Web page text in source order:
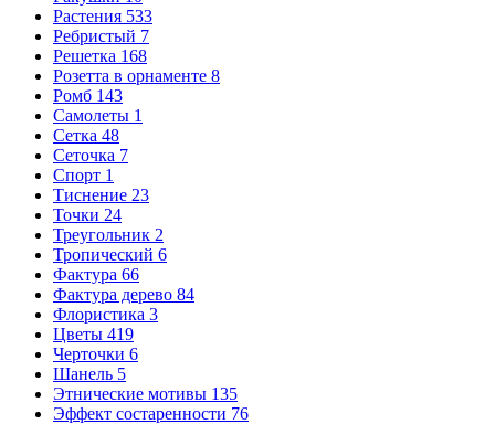
Растения 533
Ребристый 7
Решетка 168
Розетта в орнаменте 8
Ромб 143
Самолеты 1
Сетка 48
Сеточка 7
Спорт 1
Тиснение 23
Точки 24
Треугольник 2
Тропический 6
Фактура 66
Фактура дерево 84
Флористика 3
Цветы 419
Черточки 6
Шанель 5
Этнические мотивы 135
Эффект состаренности 76